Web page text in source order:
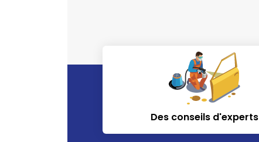
Des conseils d'experts